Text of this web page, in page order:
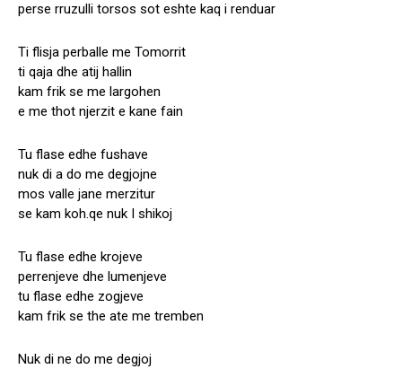
perse rruzulli torsos sot eshte kaq i renduar
Ti flisja perballe me Tomorrit
ti qaja dhe atij hallin
kam frik se me largohen
e me thot njerzit e kane fain
Tu flase edhe fushave
nuk di a do me degjojne
mos valle jane merzitur
se kam koh.qe nuk I shikoj
Tu flase edhe krojeve
perrenjeve dhe lumenjeve
tu flase edhe zogjeve
kam frik se the ate me tremben
Nuk di ne do me degjoj